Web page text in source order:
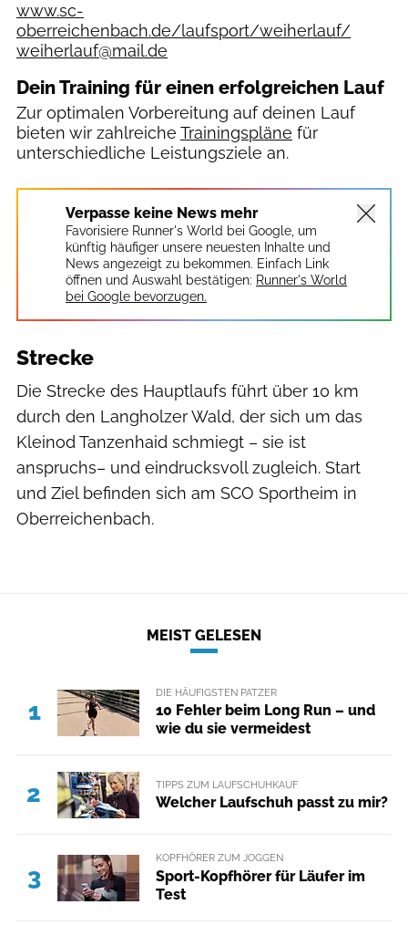
www.sc-
oberreichenbach.de/laufsport/weiherlauf/
weiherlauf@mail.de
Dein Training für einen erfolgreichen Lauf
Zur optimalen Vorbereitung auf deinen Lauf
bieten wir zahlreiche Trainingspläne für
unterschiedliche Leistungsziele an.
Verpasse keine News mehr
Favorisiere Runner's World bei Google, um
künftig häufiger unsere neuesten Inhalte und
News angezeigt zu bekommen. Einfach Link
öffnen und Auswahl bestätigen: Runner's World
bei Google bevorzugen.
Strecke
Die Strecke des Hauptlaufs führt über 10 km
durch den Langholzer Wald, der sich um das
Kleinod Tanzenhaid schmiegt – sie ist
anspruchs– und eindrucksvoll zugleich. Start
und Ziel befinden sich am SCO Sportheim in
Oberreichenbach.
MEIST GELESEN
1
DIE HÄUFIGSTEN PATZER
10 Fehler beim Long Run – und
wie du sie vermeidest
2 TIPPS ZUM LAUFSCHUHKAUF
Welcher Laufschuh passt zu mir?
3
KOPFHÖRER ZUM JOGGEN
Sport-Kopfhörer für Läufer im
Test